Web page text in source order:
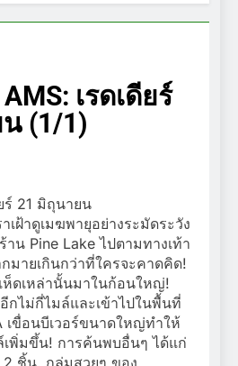
เรดเดียร์
(1/1)
ร์ 21 มิถุนายน
เฝ้าดูเมฆพายุอย่างระมัดระวัง
น Pine Lake ไปตามทางเท้า
มายเกินกว่าที่ใครจะคาดคิด!
ห็ดเหล่านั้นมาในก้อนใหญ่!
กไม่กี่ไมล์และเข้าไปในพื้นที่
เขื่อนบีเวอร์ขนาดใหญ่ทำให้
เพิ่มขึ้น! การค้นพบอื่นๆ ได้แก่